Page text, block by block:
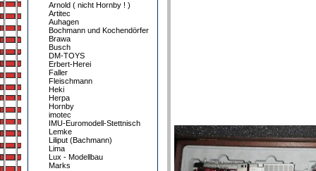
Arnold ( nicht Hornby ! )
Artitec
Auhagen
Bochmann und Kochendörfer
Brawa
Busch
DM-TOYS
Erbert-Herei
Faller
Fleischmann
Heki
Herpa
Hornby
imotec
IMU-Euromodell-Stettnisch
Lemke
Liliput (Bachmann)
Lima
Lux - Modellbau
Marks